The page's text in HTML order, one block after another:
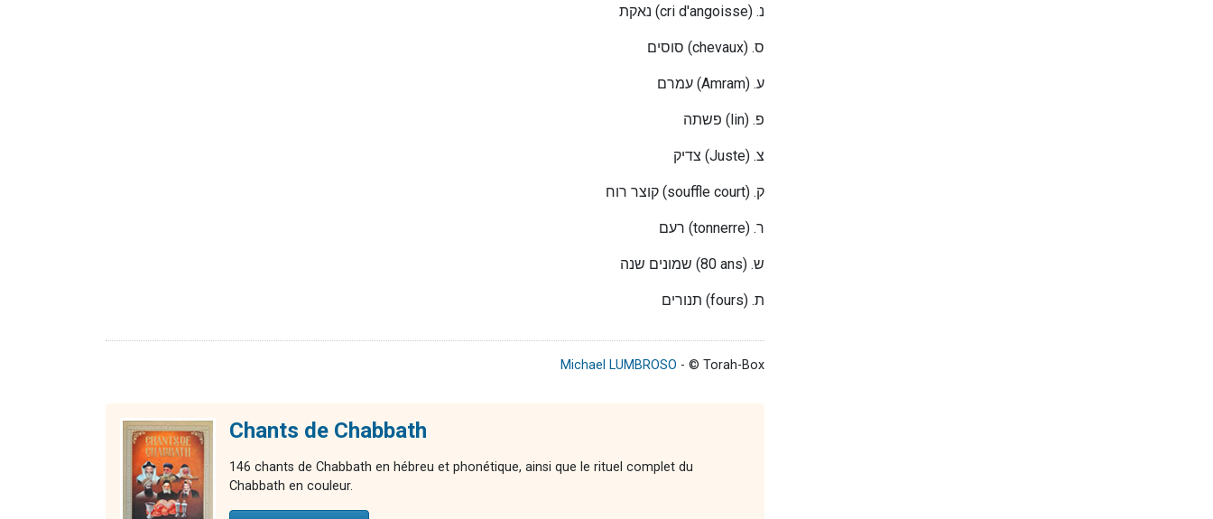
נאקת (cri d'angoisse) .נ
סוסים (chevaux) .ס
עמרם (Amram) .ע
פשתה (lin) .פ
צדיק (Juste) .צ
(souffle court) .ק
רעם (tonnerre) .ר
שמונים שנה (80 ans) .ש
תנורים (fours) .ת
Michael LUMBROSO - © Torah-Box
Chants de Chabbath
146 chants de Chabbath en hébreu et phonétique, ainsi que le rituel complet du
Chabbath en couleur.